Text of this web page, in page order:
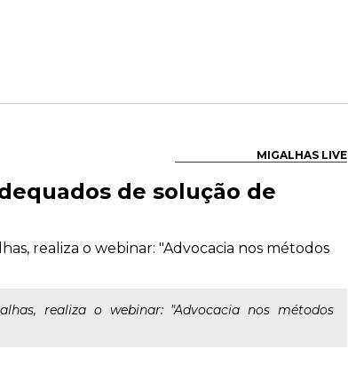
MIGALHAS LIVE
de solução de
realiza o webinar: "Advocacia nos métodos
realiza o webinar: "Advocacia nos métodos